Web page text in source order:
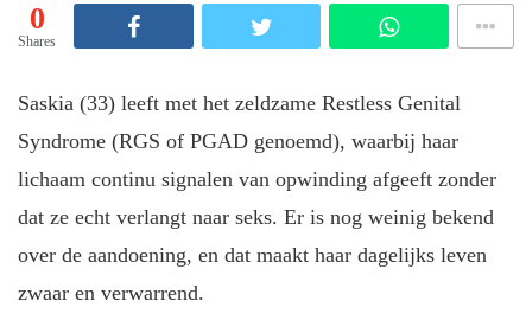
0
Shares
Saskia (33) leeft met het zeldzame Restless Genital
Syndrome (RGS of PGAD genoemd), waarbij haar
lichaam continu signalen van opwinding afgeeft zonder
dat ze echt verlangt naar seks. Er is nog weinig bekend
over de aandoening, en dat maakt haar dagelijks leven
zwaar en verwarrend.